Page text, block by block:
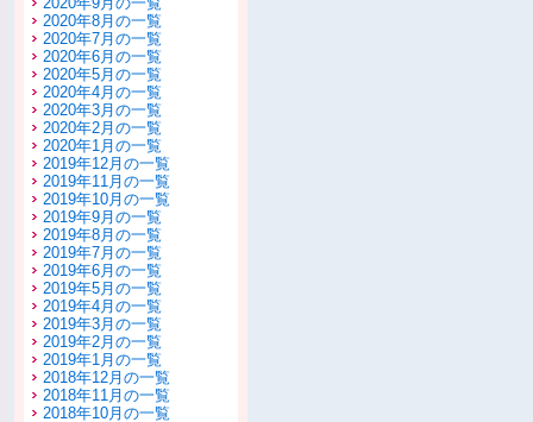
2020年8月の一覧
2020年7月の一覧
2020年6月の一覧
2020年5月の一覧
2020年4月の一覧
2020年3月の一覧
2020年2月の一覧
2020年1月の一覧
2019年12月の一覧
2019年11月の一覧
2019年10月の一覧
2019年9月の一覧
2019年8月の一覧
2019年7月の一覧
2019年6月の一覧
2019年5月の一覧
2019年4月の一覧
2019年3月の一覧
2019年2月の一覧
2019年1月の一覧
2018年12月の一覧
2018年11月の一覧
2018年10月の一覧